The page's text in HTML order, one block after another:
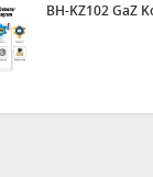
BH-KZ102 GaZ